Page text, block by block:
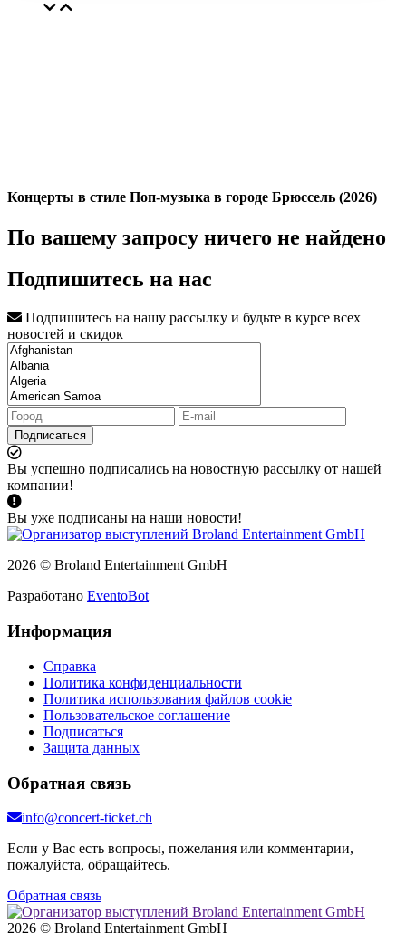
Концерты в стиле Поп-музыка в городе Брюссель (2026)
По вашему запросу ничего не найдено
Подпишитесь на нас
Подпишитесь на нашу рассылку и будьте в курсе всех
новостей и скидок
Подписаться
Вы успешно подписались на новостную рассылку от нашей
компании!
Вы уже подписаны на наши новости!
2026 © Broland Entertainment GmbH
Разработано EventoBot
Информация
Справка
Политика конфиденциальности
Политика использования файлов cookie
Пользовательское соглашение
Подписаться
Защита данных
Обратная связь
info@concert-ticket.ch
Если у Вас есть вопросы, пожелания или комментарии,
пожалуйста, обращайтесь.
Обратная связь
2026 © Broland Entertainment GmbH